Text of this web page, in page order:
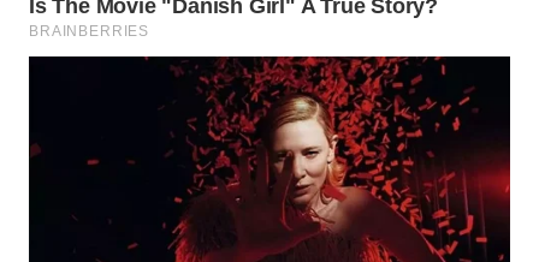
WN
TAPANULI